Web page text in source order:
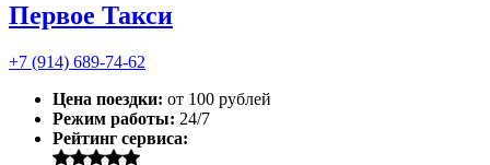
Первое Такси
+7 (914) 689-74-62
Цена поездки: от 100 рублей
Режим работы: 24/7
Рейтинг сервиса: